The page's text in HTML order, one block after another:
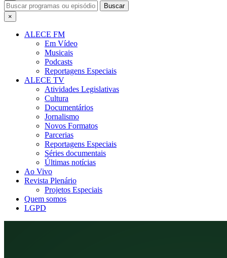
Buscar
×
ALECE FM
Em Vídeo
Musicais
Podcasts
Reportagens Especiais
ALECE TV
Atividades Legislativas
Cultura
Documentários
Jornalismo
Novos Formatos
Parcerias
Reportagens Especiais
Séries documentais
Últimas notícias
Ao Vivo
Revista Plenário
Projetos Especiais
Quem somos
LGPD